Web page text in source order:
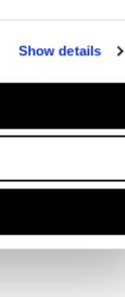
Show details